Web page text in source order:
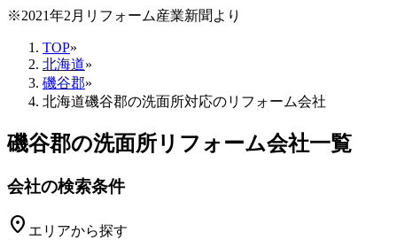
※2021年2月リフォーム産業新聞より
TOP»
北海道»
磯谷郡»
北海道磯谷郡の洗面所対応のリフォーム会社
磯谷郡の洗面所リフォーム会社一覧
会社の検索条件
location_on エリアから探す